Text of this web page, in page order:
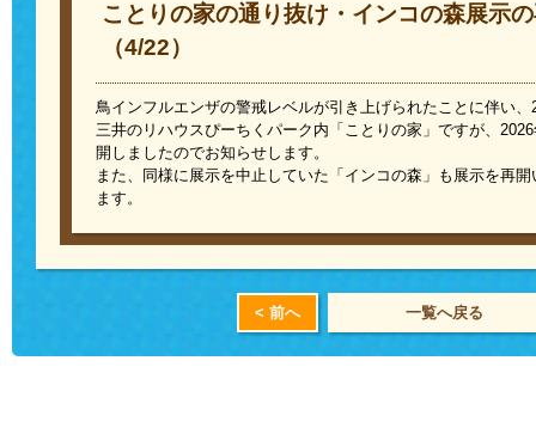
ことりの家の通り抜け・インコの森展示
（4/22）
鳥インフルエンザの警戒レベルが引き上げられたことに伴い、
三井のリハウスぴーちくパーク内「ことりの家」ですが、
開しましたのでお知らせします。
また、同様に展示を中止していた「インコの森」も展示を再
ます。
< 前へ 一覧へ戻る